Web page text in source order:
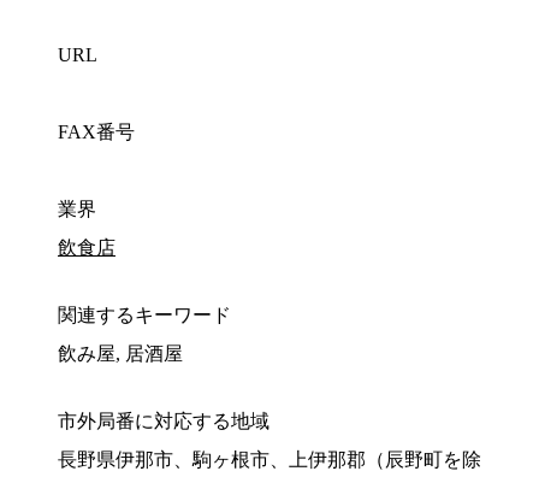
URL
FAX番号
業界
飲食店
関連するキーワード
飲み屋, 居酒屋
市外局番に対応する地域
長野県伊那市、駒ヶ根市、上伊那郡（辰野町を除